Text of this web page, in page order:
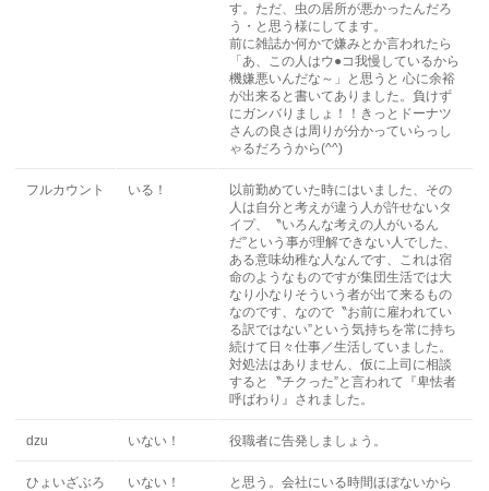
す。ただ、虫の居所が悪かったんだろ
う・と思う様にしてます。
前に雑誌か何かで嫌みとか言われたら
「あ、この人はウ●コ我慢しているから
機嫌悪いんだな～」と思うと 心に余裕
が出来ると書いてありました。負けず
にガンバりましょ！！きっとドーナツ
さんの良さは周りが分かっていらっし
ゃるだろうから(^^)
フルカウント いる！
以前勤めていた時にはいました、その
人は自分と考えが違う人が許せないタ
イプ、〝いろんな考えの人がいるん
だ”という事が理解できない人でした、
ある意味幼稚な人なんです、これは宿
命のようなものですが集団生活では大
なり小なりそういう者が出て来るもの
なのです、なので〝お前に雇われてい
る訳ではない”という気持ちを常に持ち
続けて日々仕事／生活していました。
対処法はありません、仮に上司に相談
すると〝チクった”と言われて『卑怯者
呼ばわり』されました。
dzu いない！ 役職者に告発しましょう。
ひょいざぶろ
いない！
と思う。会社にいる時間ほぼないから